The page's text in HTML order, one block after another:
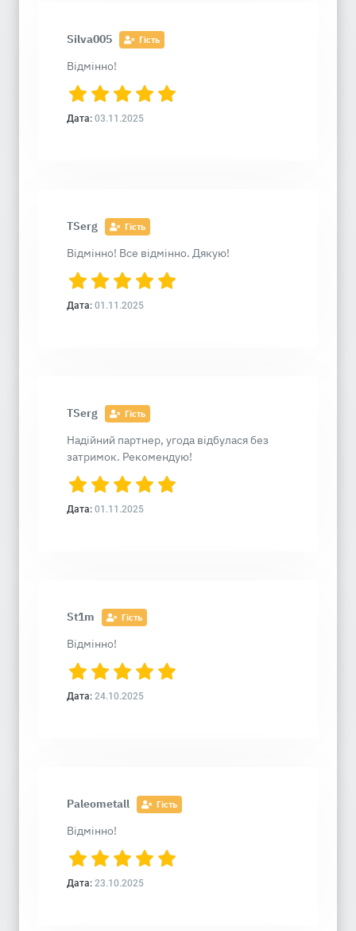
Silva005 Гість
Відмінно!
Дата: 03.11.2025
TSerg Гість
Відмінно! Все відмінно. Дякую!
Дата: 01.11.2025
TSerg Гість
Надійний партнер, угода відбулася без
затримок. Рекомендую!
Дата: 01.11.2025
St1m Гість
Відмінно!
Дата: 24.10.2025
Paleometall Гість
Відмінно!
Дата: 23.10.2025